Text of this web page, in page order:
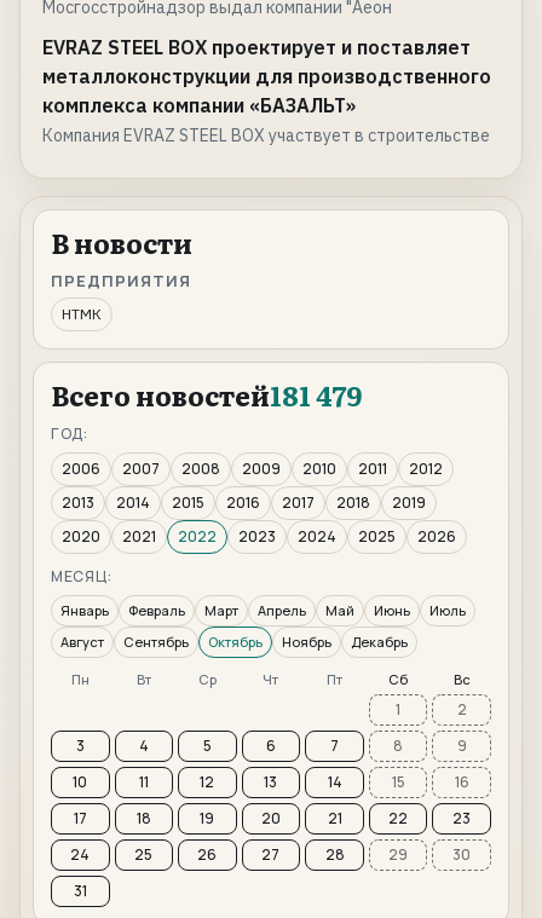
Мосгосстройнадзор выдал компании "Аеон
EVRAZ STEEL BOX проектирует и поставляет
металлоконструкции для производственного
комплекса компании «БАЗАЛЬТ»
Компания EVRAZ STEEL BOX участвует в строительстве
В новости
ПРЕДПРИЯТИЯ
НТМК
Всего новостей181 479
ГОД:
2006
2007 2008 2009 2010 2011
2012
2013
2014 2015 2016 2017 2018
2019
2020
2021 2022 2023 2024 2025
2026
МЕСЯЦ:
Январь Февраль Март Апрель Май Июнь
Июль
Август
Сентябрь Октябрь Ноябрь Декабрь
Пн Вт Ср Чт Пт Сб Вс
1
2
3
4 5 6 7 8
9
10
11 12 13 14 15
16
17
18 19 20 21 22
23
24
25 26 27 28 29
30
31